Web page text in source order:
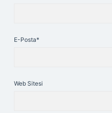
E-Posta*
Web Sitesi